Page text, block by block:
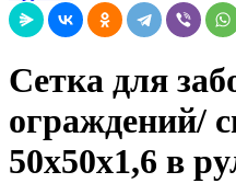
Сетка для
ограждений/
50х50х1,6 в